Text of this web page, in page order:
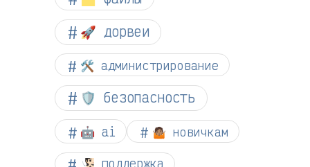
🚀 дорвеи
🛠️ администрирование
🛡️ безопасность
🤖 ai 🤷🏽 новичкам
🧏🏻 поддержка